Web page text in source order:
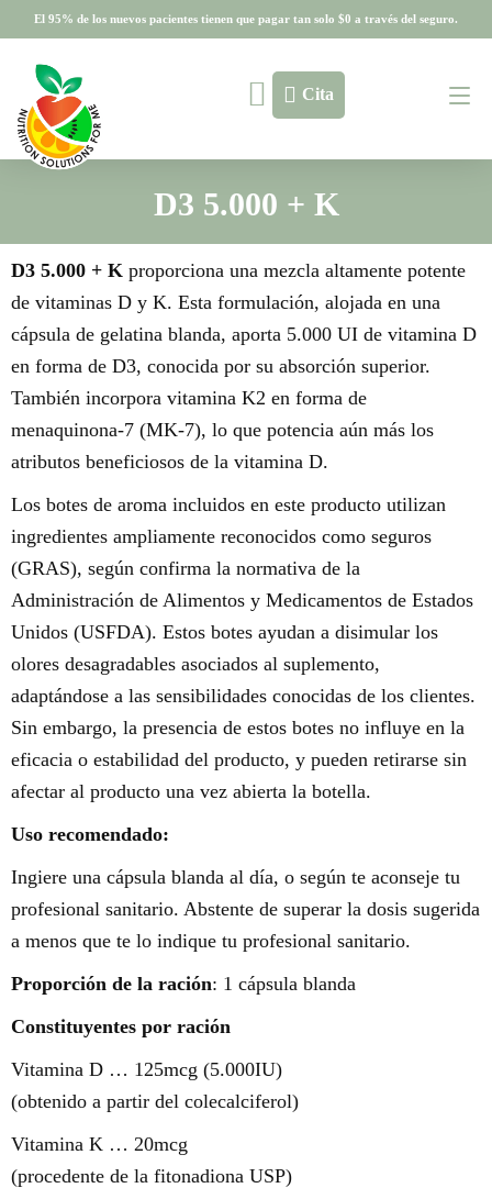
El 95% de los nuevos pacientes tienen que pagar tan solo $0 a través del seguro.
El 95% de los nuevos pacientes tienen que pagar tan solo $0 a través del seguro.
Cita
D3 5.000 + K
D3 5.000 + K proporciona una mezcla altamente potente
de vitaminas D y K. Esta formulación, alojada en una
cápsula de gelatina blanda, aporta 5.000 UI de vitamina D
en forma de D3, conocida por su absorción superior.
También incorpora vitamina K2 en forma de
menaquinona-7 (MK-7), lo que potencia aún más los
atributos beneficiosos de la vitamina D.
Los botes de aroma incluidos en este producto utilizan
ingredientes ampliamente reconocidos como seguros
(GRAS), según confirma la normativa de la
Administración de Alimentos y Medicamentos de Estados
Unidos (USFDA). Estos botes ayudan a disimular los
olores desagradables asociados al suplemento,
adaptándose a las sensibilidades conocidas de los clientes.
Sin embargo, la presencia de estos botes no influye en la
eficacia o estabilidad del producto, y pueden retirarse sin
afectar al producto una vez abierta la botella.
Uso recomendado:
Ingiere una cápsula blanda al día, o según te aconseje tu
profesional sanitario. Abstente de superar la dosis sugerida
a menos que te lo indique tu profesional sanitario.
Proporción de la ración: 1 cápsula blanda
Constituyentes por ración
Vitamina D … 125mcg (5.000IU)
(obtenido a partir del colecalciferol)
Vitamina K … 20mcg
(procedente de la fitonadiona USP)